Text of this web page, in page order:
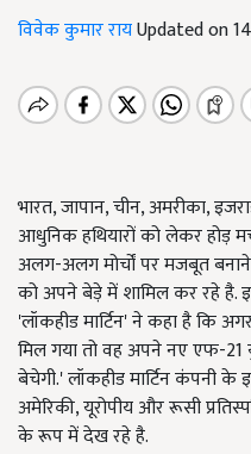
विवेक कुमार रायUpdated on
भारत,जापान,चीन,अमरीका,
आधुनिक हथियारों को लेकर होड़
अलग-अलग मोर्चों पर मजबूत
को अपने बेड़े में शामिल कर रहे है.
'लॉकहीड मार्टिन'ने कहा है कि
मिल गया तो वह अपने नए एफ-21
बेचेगी.'लॉकहीड मार्टिन कंपनी के
अमेरिकी,यूरोपीय और रूसी
के रूप में देख रहे है.